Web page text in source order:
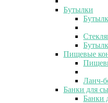
Бутылки
Пищевые
Ланч-
Банки для
Банки